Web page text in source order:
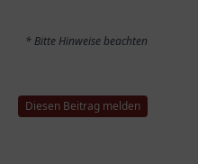
* Bitte Hinweise beachten
Diesen Beitrag melden